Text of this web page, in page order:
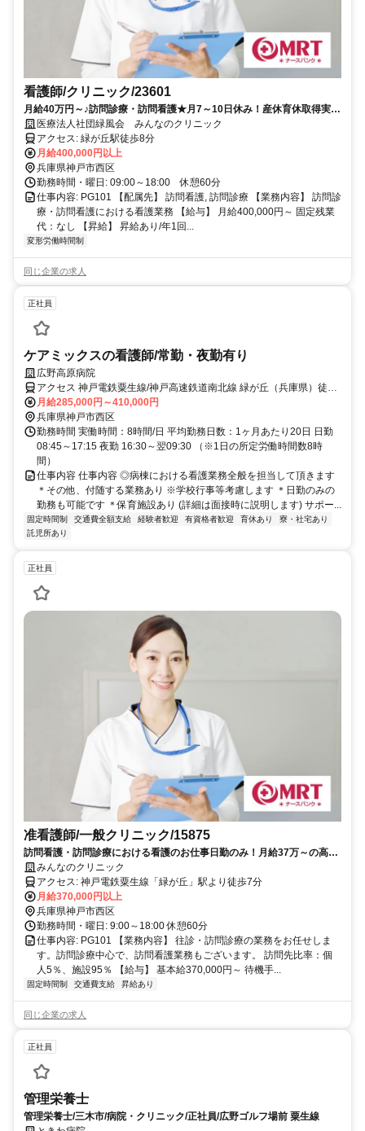
看護師/クリニック/23601
月給40万円～♪訪問診療・訪問看護★月7～10日休み！産休育休取得実績
あり★駅チカ・マイカー通勤可◎
医療法人社団緑風会 みんなのクリニック
アクセス: 緑が丘駅徒歩8分
月給400,000円以上
兵庫県神戸市西区
勤務時間・曜日: 09:00～18:00 休憩60分
仕事内容: PG101 【配属先】 訪問看護, 訪問診療 【業務内容】 訪問診
療・訪問看護における看護業務 【給与】 月給400,000円～ 固定残業
代：なし 【昇給】 昇給あり/年1回...
変形労働時間制
同じ企業の求人
正社員
ケアミックスの看護師/常勤・夜勤有り
広野高原病院
アクセス 神戸電鉄粟生線/神戸高速鉄道南北線 緑が丘（兵庫県）徒歩
約13分、神戸電鉄粟生線/神戸高速鉄道南北線 押部谷徒歩約17分、神
戸電鉄粟生線/神戸高速鉄道南北線 広野ゴルフ場前徒歩約21分
月給285,000円～410,000円
兵庫県神戸市西区
勤務時間 実働時間：8時間/日 平均勤務日数：1ヶ月あたり20日 日勤
08:45～17:15 夜勤 16:30～翌09:30 （※1日の所定労働時間数8時
間）
仕事内容 仕事内容 ◎病棟における看護業務全般を担当して頂きます
＊その他、付随する業務あり ※学校行事等考慮します ＊日勤のみの
勤務も可能です ＊保育施設あり (詳細は面接時に説明します) サポー...
固定時間制 交通費全額支給 経験者歓迎 有資格者歓迎 育休あり
寮・社宅あり
託児所あり
正社員
准看護師/一般クリニック/15875
訪問看護・訪問診療における看護のお仕事日勤のみ！月給37万～の高給
与求人♪月21日シフト★駅チカ・マイカー通勤可◎
みんなのクリニック
アクセス: 神戸電鉄粟生線「緑が丘」駅より徒歩7分
月給370,000円以上
兵庫県神戸市西区
勤務時間・曜日: 9:00～18:00 休憩60分
仕事内容: PG101 【業務内容】 往診・訪問診療の業務をお任せしま
す。訪問診療中心で、訪問看護業務もございます。 訪問先比率：個
人5％、施設95％ 【給与】 基本給370,000円～ 待機手...
固定時間制 交通費支給 昇給あり
同じ企業の求人
正社員
管理栄養士
管理栄養士/三木市/病院・クリニック/正社員/広野ゴルフ場前 粟生線